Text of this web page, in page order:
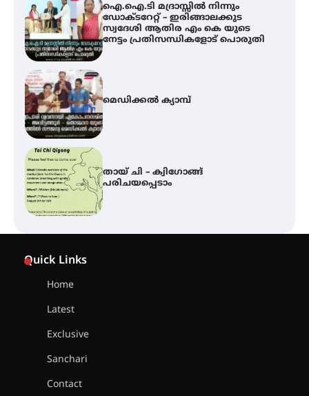
ഐ.ഐ.ടി മദ്രാസ്സിൽ നിന്നും
ഡോക്ടറേറ്റ് – ഇരിങ്ങാലക്കുട
സ്വദേശി ആതിര എം കെ യുടെ
നേട്ടം പ്രതിസന്ധികളോട് പൊരുതി
മെഡിക്കൽ ക്യാമ്പ്
തായ് ചി – ക്വിഗോങ്ങ്
പരിചയപ്പെടാം
Quick Links
Home
Latest
Exclusive
Sanchari
Contact